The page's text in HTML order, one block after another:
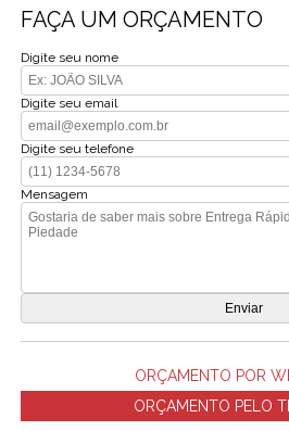
FAÇA UM ORÇAMENTO
Digite seu nome
Digite seu email
Digite seu telefone
Mensagem
ORÇAMENTO POR
ORÇAMENTO PELO